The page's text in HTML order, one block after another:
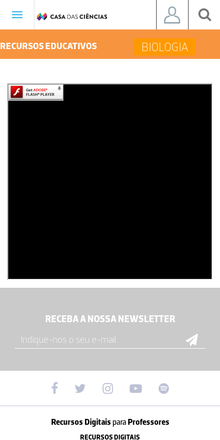
Toggle
RECURSOS EDUCATIVOS BIOLOGIA
RECEBA A NOSSA NEWSLETTER
Recursos Digitais paraProfessores
RECURSOS DIGITAIS